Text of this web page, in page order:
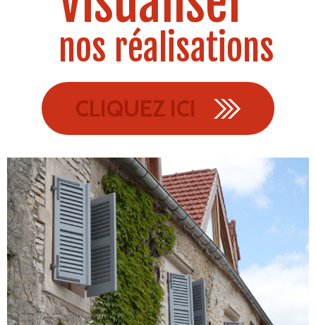
nos réalisations
CLIQUEZ ICI